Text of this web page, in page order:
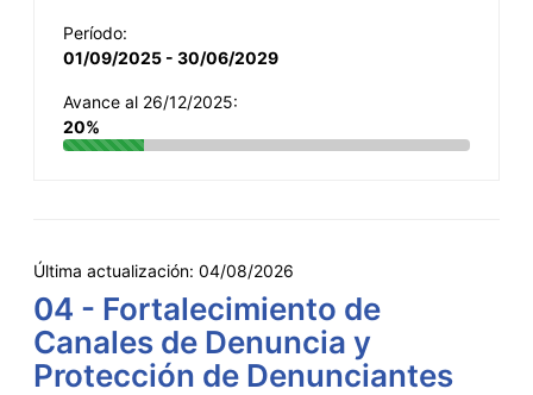
Período:
01/09/2025 - 30/06/2029
Avance al 26/12/2025:
20%
Última actualización: 04/08/2026
04 - Fortalecimiento de
Canales de Denuncia y
Protección de Denunciantes